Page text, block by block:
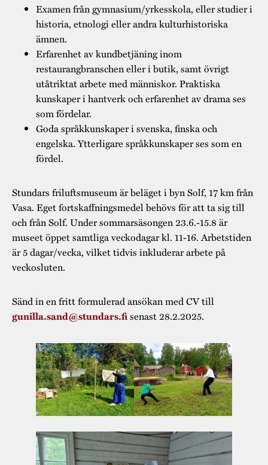
Examen från gymnasium/yrkesskola, eller studier i
historia, etnologi eller andra kulturhistoriska
ämnen.
Erfarenhet av kundbetjäning inom
restaurangbranschen eller i butik, samt övrigt
utåtriktat arbete med människor. Praktiska
kunskaper i hantverk och erfarenhet av drama ses
som fördelar.
Goda språkkunskaper i svenska, finska och
engelska. Ytterligare språkkunskaper ses som en
fördel.
Stundars friluftsmuseum är beläget i byn Solf, 17 km från
Vasa. Eget fortskaffningsmedel behövs för att ta sig till
och från Solf. Under sommarsäsongen 23.6.-15.8 är
museet öppet samtliga veckodagar kl. 11-16. Arbetstiden
är 5 dagar/vecka, vilket tidvis inkluderar arbete på
veckosluten.
Sänd in en fritt formulerad ansökan med CV till
gunilla.sand@stundars.fisenast 28.2.2025.